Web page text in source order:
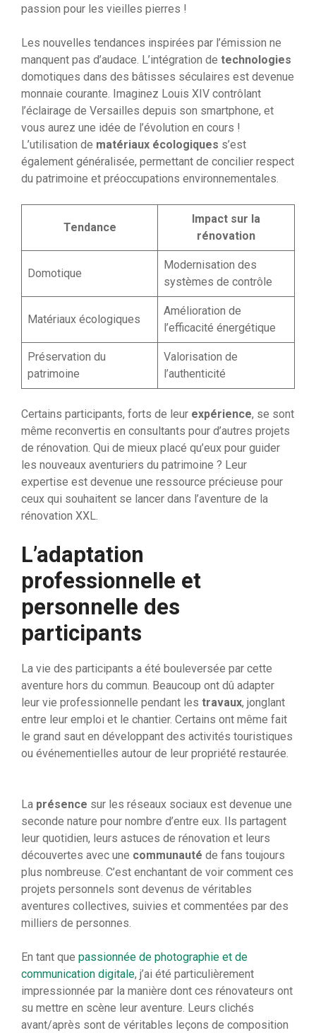
passion pour les vieilles pierres !
Les nouvelles tendances inspirées par l’émission ne
manquent pas d’audace. L’intégration de technologies
domotiques dans des bâtisses séculaires est devenue
monnaie courante. Imaginez Louis XIV contrôlant
l’éclairage de Versailles depuis son smartphone, et
vous aurez une idée de l’évolution en cours !
L’utilisation de matériaux écologiques s’est
également généralisée, permettant de concilier respect
du patrimoine et préoccupations environnementales.
Tendance
Impact sur la
rénovation
Domotique
Modernisation des
systèmes de contrôle
Matériaux écologiques
Amélioration de
l’efficacité énergétique
Préservation du
patrimoine
Valorisation de
l’authenticité
Certains participants, forts de leur expérience, se sont
même reconvertis en consultants pour d’autres projets
de rénovation. Qui de mieux placé qu’eux pour guider
les nouveaux aventuriers du patrimoine ? Leur
expertise est devenue une ressource précieuse pour
ceux qui souhaitent se lancer dans l’aventure de la
rénovation XXL.
L’adaptation
professionnelle et
personnelle des
participants
La vie des participants a été bouleversée par cette
aventure hors du commun. Beaucoup ont dû adapter
leur vie professionnelle pendant les travaux, jonglant
entre leur emploi et le chantier. Certains ont même fait
le grand saut en développant des activités touristiques
ou événementielles autour de leur propriété restaurée.
La présence sur les réseaux sociaux est devenue une
seconde nature pour nombre d’entre eux. Ils partagent
leur quotidien, leurs astuces de rénovation et leurs
découvertes avec une communauté de fans toujours
plus nombreuse. C’est enchantant de voir comment ces
projets personnels sont devenus de véritables
aventures collectives, suivies et commentées par des
milliers de personnes.
En tant que passionnée de photographie et de
communication digitale, j’ai été particulièrement
impressionnée par la manière dont ces rénovateurs ont
su mettre en scène leur aventure. Leurs clichés
avant/après sont de véritables leçons de composition